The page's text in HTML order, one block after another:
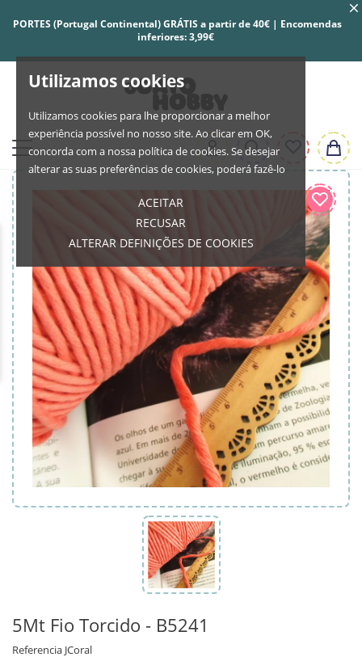
Utilizamos cookies
Utilizamos cookies para lhe proporcionar a melhor
experiência possível no nosso site. Ao clicar em OK,
concorda com a nossa política de cookies. Se desejar
alterar as suas preferências de cookies, poderá fazê-lo
ACEITAR
RECUSAR
ALTERAR DEFINIÇÕES DE COOKIES
PORTES (Portugal Continental) GRÁTIS a partir de 40€ | Encomendas
inferiores: 3,99€
5Mt Fio Torcido - B5241
Referencia JCoral